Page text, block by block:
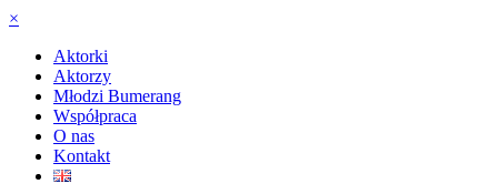
×
Aktorki
Aktorzy
Młodzi Bumerang
Współpraca
O nas
Kontakt